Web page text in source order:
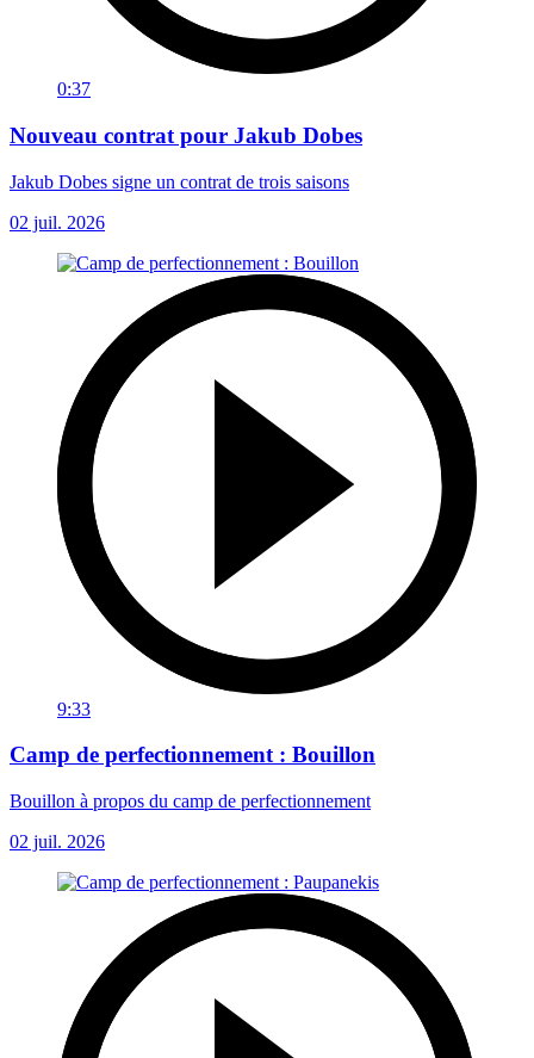
0:37
Nouveau contrat pour Jakub Dobes
Jakub Dobes signe un contrat de trois saisons
02 juil. 2026
9:33
Camp de perfectionnement : Bouillon
Bouillon à propos du camp de perfectionnement
02 juil. 2026